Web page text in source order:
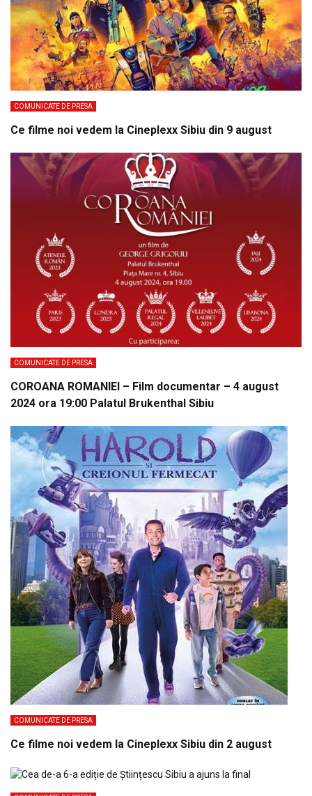
COMUNICATE DE PRESA
Ce filme noi vedem la Cineplexx Sibiu din 9 august
COMUNICATE DE PRESA
COROANA ROMANIEI – Film documentar – 4 august
2024 ora 19:00 Palatul Brukenthal Sibiu
COMUNICATE DE PRESA
Ce filme noi vedem la Cineplexx Sibiu din 2 august